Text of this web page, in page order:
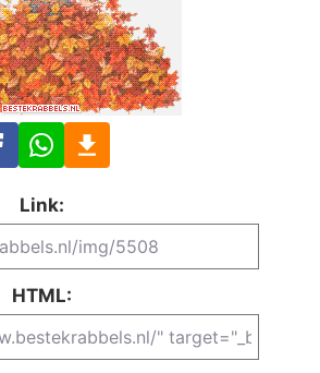
Link:
HTML: